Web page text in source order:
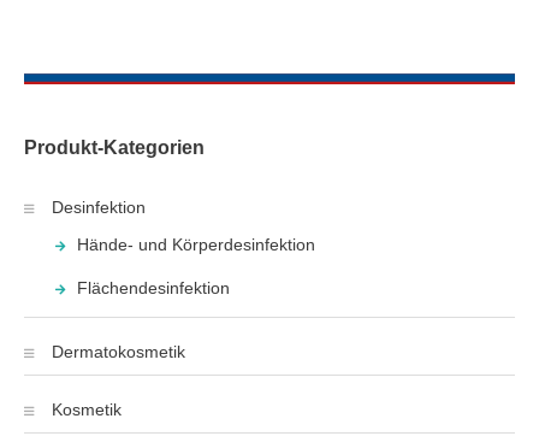
Produkt-Kategorien
Desinfektion
Hände- und Körperdesinfektion
Flächendesinfektion
Dermatokosmetik
Kosmetik